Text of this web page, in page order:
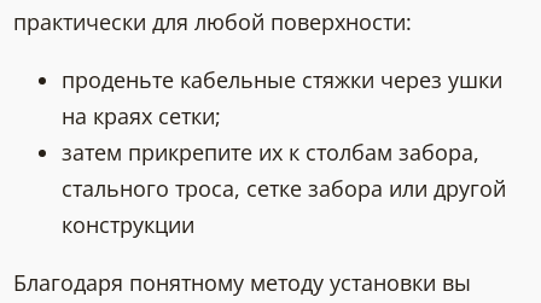
практически для любой поверхности:
проденьте кабельные стяжки через ушки
на краях сетки;
затем прикрепите их к столбам забора,
стального троса, сетке забора или другой
конструкции
Благодаря понятному методу установки вы